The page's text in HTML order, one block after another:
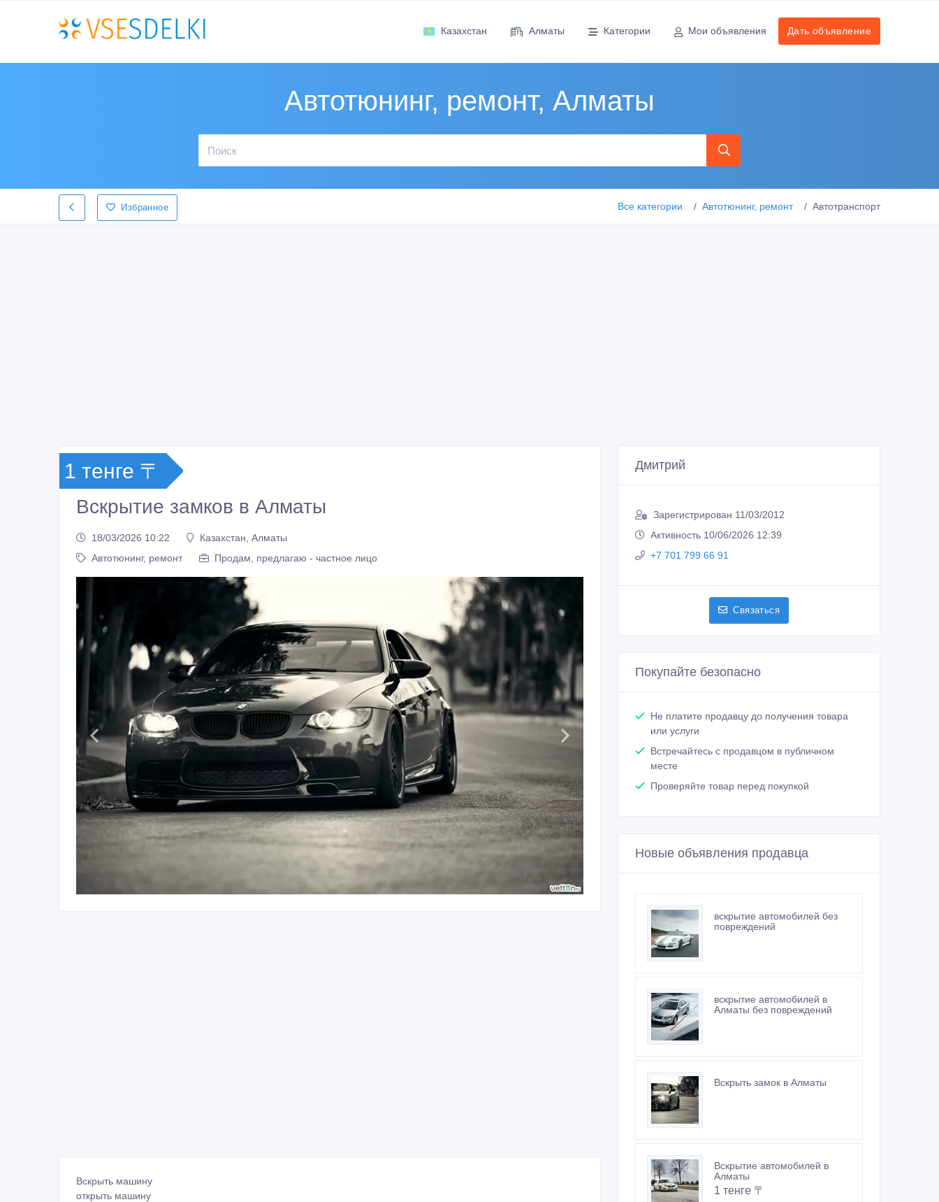
Казахстан Алматы Категории Мои объявления Дать объявление
Автотюнинг, ремонт, Алматы
Избранное Все категории Автотюнинг, ремонт Автотранспорт
1 тенге 〒
Вскрытие замков в Алматы
18/03/2026 10:22
Казахстан, Алматы
Автотюнинг, ремонт
Продам, предлагаю - частное лицо
Вскрыть машину
открыть машину
Дмитрий
Зарегистрирован 11/03/2012
Активность 10/06/2026 12:39
+7 701 799 66 91
Связаться
Покупайте безопасно
Не платите продавцу до получения товара
или услуги
Встречайтесь с продавцом в публичном
месте
Проверяйте товар перед покупкой
Новые объявления продавца
вскрытие автомобилей без
повреждений
вскрытие автомобилей в
Алматы без повреждений
Вскрыть замок в Алматы
Вскрытие автомобилей в
Алматы
1 тенге 〒